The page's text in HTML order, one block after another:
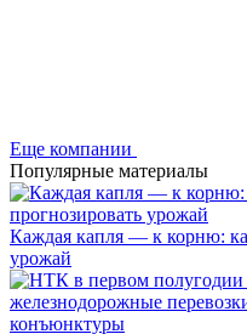
Еще компании
Популярные материалы
Каждая капля — к корню:
урожай